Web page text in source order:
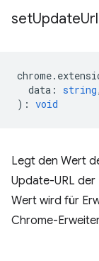
setUpdateUrl
chrome.
data : string,
) : void
Legt den Wert
Update-URL
Wert wird für
Chrome-